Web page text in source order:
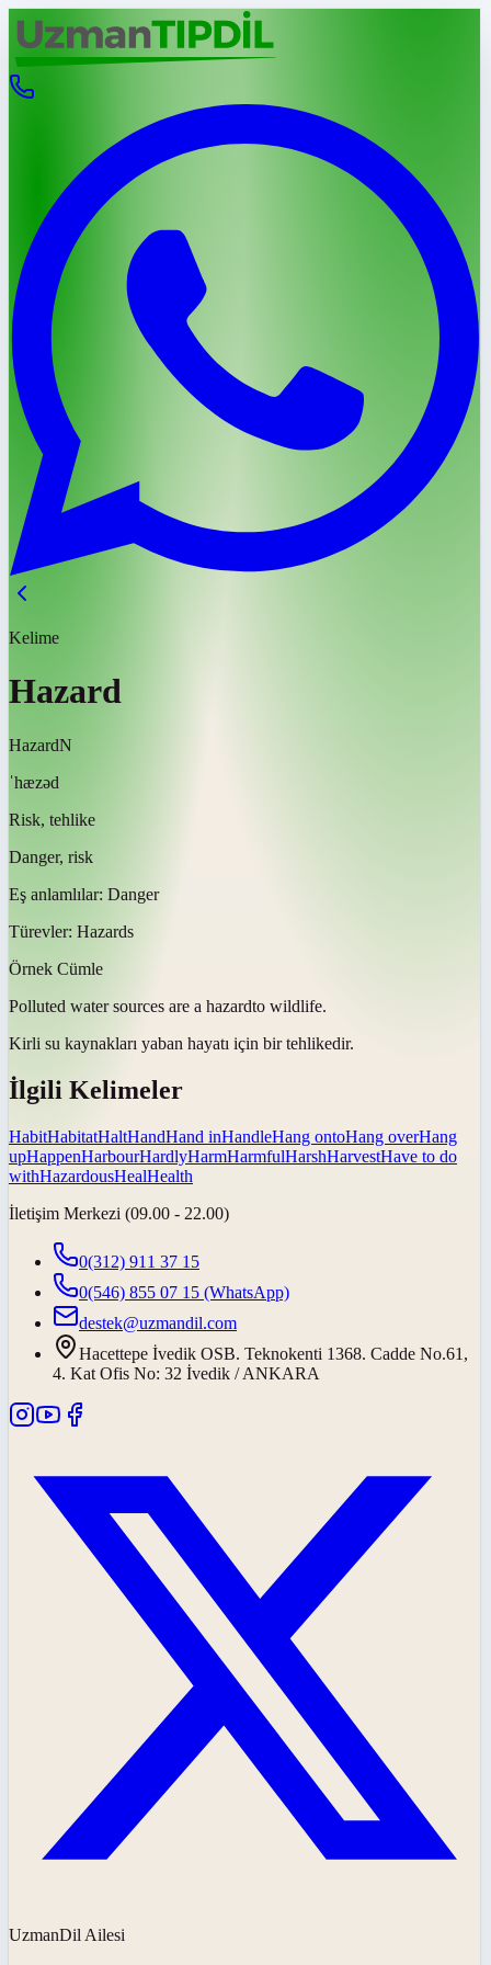
Kelime
Hazard
HazardN
ˈhæzəd
Risk, tehlike
Danger, risk
Eş anlamlılar: Danger
Türevler: Hazards
Örnek Cümle
Polluted water sources are a hazardto wildlife.
Kirli su kaynakları yaban hayatı için bir tehlikedir.
İlgili Kelimeler
HabitHabitatHaltHandHand inHandleHang ontoHang overHang
upHappenHarbourHardlyHarmHarmfulHarshHarvestHave to do
withHazardousHealHealth
İletişim Merkezi (09.00 - 22.00)
0(312) 911 37 15
0(546) 855 07 15 (WhatsApp)
destek@uzmandil.com
Hacettepe İvedik OSB. Teknokenti 1368. Cadde No.61,
4. Kat Ofis No: 32 İvedik / ANKARA
UzmanDil Ailesi